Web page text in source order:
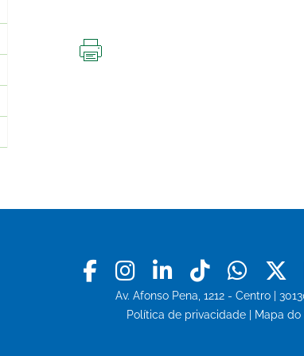
Facebook
Instagram
LinkedinTiktok
Av. Afonso Pena, 1212 - Centro |
Política de privacidade
Mapa do